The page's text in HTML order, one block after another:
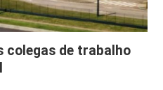
colegas de trabalho